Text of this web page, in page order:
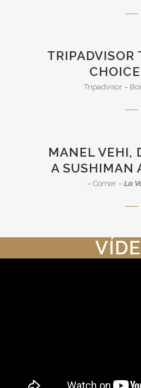
TRIPADVISOR
Tripadvisor –
MANEL VEHI,
A SUSHIMAN
– Comer – La